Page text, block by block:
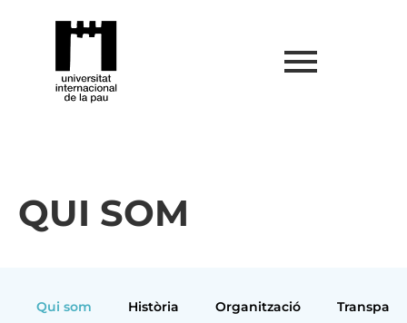
QUI SOM
Qui som Història Organització